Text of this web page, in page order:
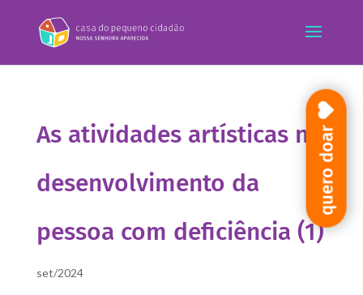
As atividades artísticas no
desenvolvimento da
pessoa com deficiência (1)
set/2024
quero doar